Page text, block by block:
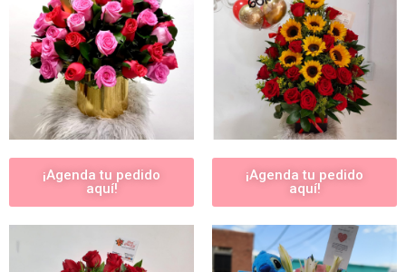
¡Agenda tu pedido
aquí!
¡Agenda tu pedido
aquí!